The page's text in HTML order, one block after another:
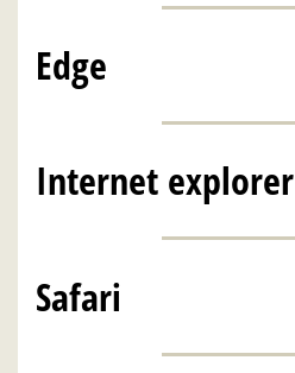
Edge
Internet explorer
Safari